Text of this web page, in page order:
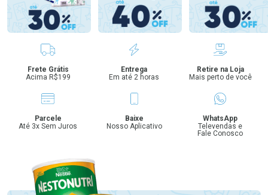
Benefícios
Frete Grátis
Acima R$199
Entrega
Em até 2 horas
Retire na Loja
Mais perto de você
Parcele
Até 3x Sem Juros
Baixe
Nosso Aplicativo
WhatsApp
Televendas e
Fale Conosco